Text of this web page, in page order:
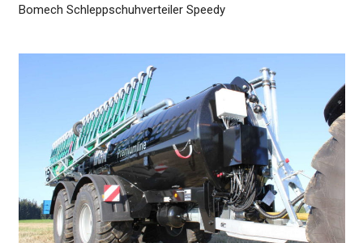
Bomech Schleppschuhverteiler Speedy